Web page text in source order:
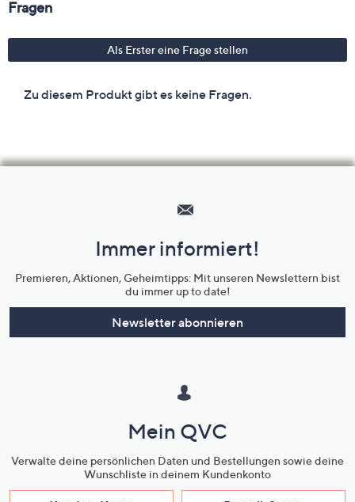
Unternehmensinformationen
Immer informiert!
Premieren, Aktionen, Geheimtipps: Mit unseren Newslettern bist
du immer up to date!
Newsletter abonnieren
Mein QVC
Verwalte deine persönlichen Daten und Bestellungen sowie deine
Wunschliste in deinem Kundenkonto